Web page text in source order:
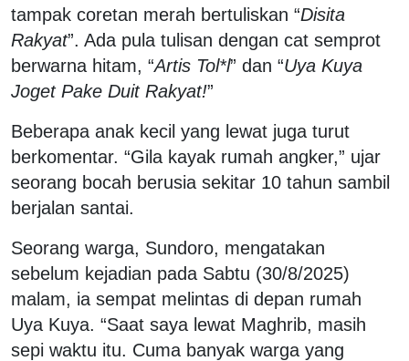
tampak coretan merah bertuliskan “Disita
Rakyat”. Ada pula tulisan dengan cat semprot
berwarna hitam, “Artis Tol*l” dan “Uya Kuya
Joget Pake Duit Rakyat!”
Beberapa anak kecil yang lewat juga turut
berkomentar. “Gila kayak rumah angker,” ujar
seorang bocah berusia sekitar 10 tahun sambil
berjalan santai.
Seorang warga, Sundoro, mengatakan
sebelum kejadian pada Sabtu (30/8/2025)
malam, ia sempat melintas di depan rumah
Uya Kuya. “Saat saya lewat Maghrib, masih
sepi waktu itu. Cuma banyak warga yang